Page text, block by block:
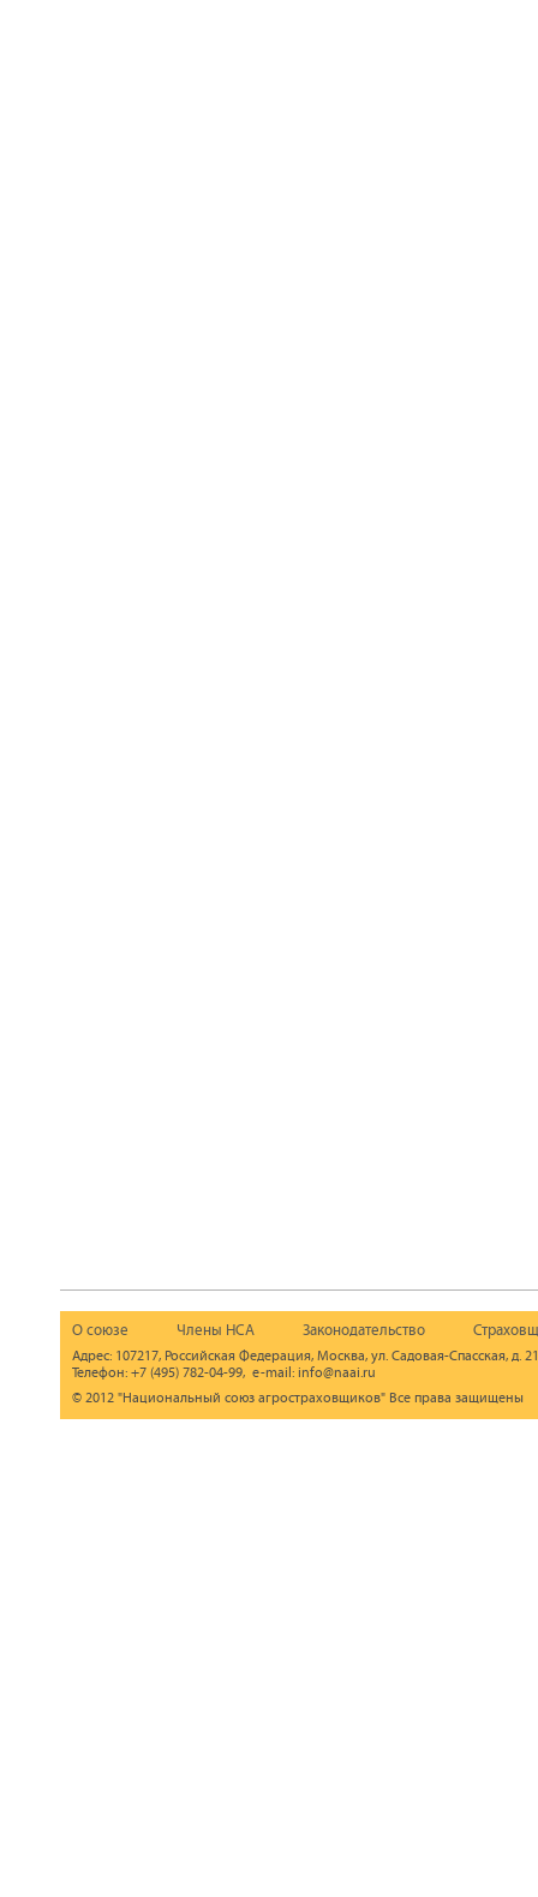
О союзе Члены НСА Законодательство
Адрес: 107217, Российская Федерация, Москва, ул. Садовая-Спасская, д.
Телефон: +7 (495) 782-04-99, e-mail: info@naai.ru
© 2012 "Национальный союз агростраховщиков" Все права защищены